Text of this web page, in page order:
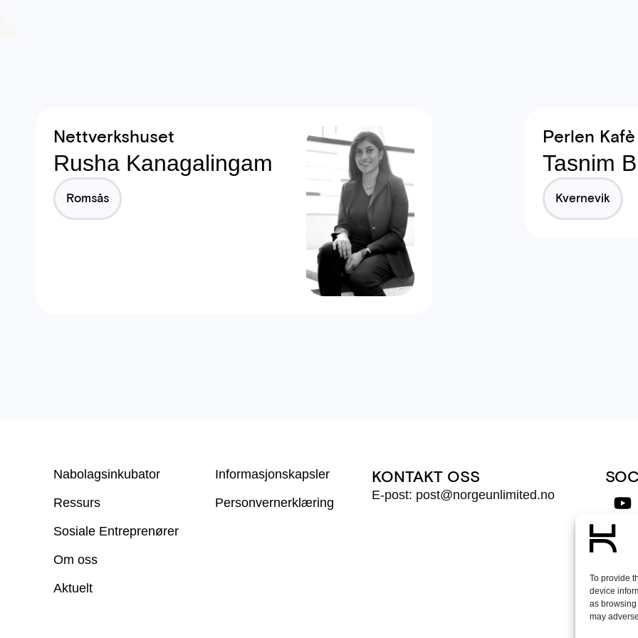
To provide
device
as
may
Nettverkshuset
Rusha Kanagalingam
Romsås
Perlen Kafè
Tasnim
Kvernevik
Nabolagsinkubator
Ressurs
Sosiale Entreprenører
Om oss
Aktuelt
Informasjonskapsler
Personvern­erklæring
KONTAKT OSS
E-post: post@norgeunlimited.no